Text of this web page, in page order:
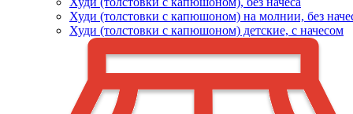
Худи (толстовки с капюшоном) на молнии, без
Худи (толстовки c капюшоном) детские, с начесом